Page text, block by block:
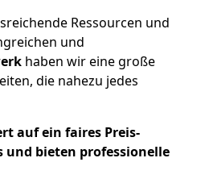
Ressourcen und
und
haben wir eine große
die nahezu jedes
auf ein faires Preis-
und bieten professionelle